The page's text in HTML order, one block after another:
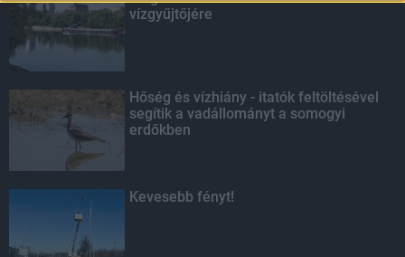
vízgyűjtőjére
Hőség és vízhiány - itatók feltöltésével
segítik a vadállományt a somogyi
erdőkben
Kevesebb fényt!